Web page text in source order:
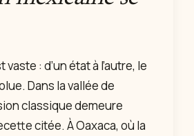
vaste : d’un état à l’autre, le
Dans la vallée de
classique demeure
citée. À Oaxaca, où la